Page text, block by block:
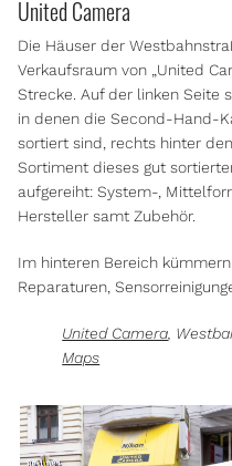
United Camera
Die Häuser der
Verkaufsraum von „United
Strecke. Auf der linken Seite
in denen die Second-Hand-
sortiert sind, rechts hinter
Sortiment dieses gut
aufgereiht: System-,
Hersteller samt Zubehör.
Im hinteren Bereich
Reparaturen,
United Camera,
Maps